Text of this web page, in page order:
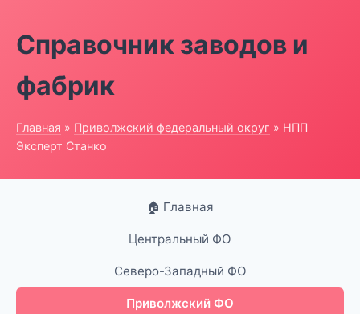
Справочник заводов и
фабрик
Главная » Приволжский федеральный округ » НПП
Эксперт Станко
🏠 Главная
Центральный ФО
Северо-Западный ФО
Приволжский ФО